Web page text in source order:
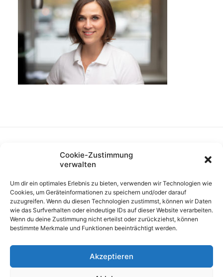
Cookie-Zustimmung
verwalten
Um dir ein optimales Erlebnis zu bieten, verwenden wir Technologien wie
Cookies, um Geräteinformationen zu speichern und/oder darauf
zuzugreifen. Wenn du diesen Technologien zustimmst, können wir Daten
wie das Surfverhalten oder eindeutige IDs auf dieser Website verarbeiten.
Wenn du deine Zustimmung nicht erteilst oder zurückziehst, können
bestimmte Merkmale und Funktionen beeinträchtigt werden.
Akzeptieren